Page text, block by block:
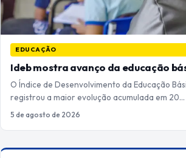
EDUCAÇÃO
Ideb mostra avanço da educação
O Índice de Desenvolvimento da Educação
registrou a maior evolução acumulada em 20…
5 de agosto de 2026